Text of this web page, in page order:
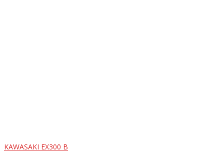
KAWASAKI EX300 B